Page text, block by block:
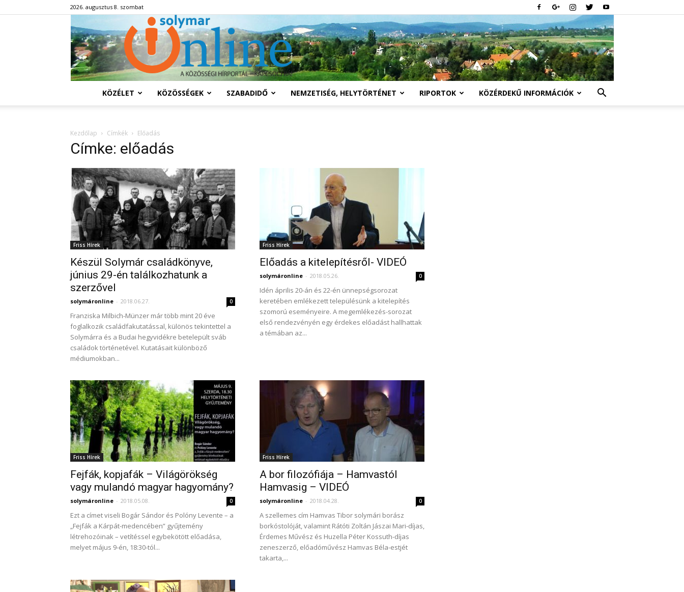
2026. augusztus 8. szombat
Solymár
KÖZÉLET KÖZÖSSÉGEK SZABADIDŐ NEMZETISÉG, HELYTÖRTÉNET RIPORTOK KÖZÉRDEKŰ INFORMÁCIÓK
Kezdőlap Címkék Előadás
Címke: előadás
Friss Hírek
Készül Solymár családkönyve,
június 29-én találkozhatunk a
szerzővel
solymáronline - 2018.06.27. 0
Franziska Milbich-Münzer már több mint 20 éve
foglalkozik családfakutatással, különös tekintettel a
Solymárra és a Budai hegyvidékre betelepült sváb
családok történetével. Kutatásait különböző
médiumokban...
Friss Hírek
Előadás a kitelepítésről- VIDEÓ
solymáronline - 2018.05.26. 0
Idén április 20-án és 22-én ünnepségsorozat
keretében emlékezett településünk a kitelepítés
szomorú eseményeire. A megemlékezés-sorozat
első rendezvényén egy érdekes előadást hallhattak
a témában az...
Friss Hírek
Fejfák, kopjafák – Világörökség
vagy mulandó magyar hagyomány?
solymáronline - 2018.05.08. 0
Ezt a címet viseli Bogár Sándor és Polóny Levente – a
„Fejfák a Kárpát-medencében” gyűjtemény
létrehozóinak – vetítéssel egybekötött előadása,
melyet május 9-én, 18:30-tól...
Friss Hírek
A bor filozófiája – Hamvastól
Hamvasig – VIDEÓ
solymáronline - 2018.04.28. 0
A szellemes cím Hamvas Tibor solymári borász
borkóstolóját, valamint Rátóti Zoltán Jászai Mari-díjas,
Érdemes Művész és Huzella Péter Kossuth-díjas
zeneszerző, előadóművész Hamvas Béla-estjét
takarta,...